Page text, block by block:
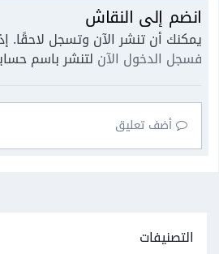
انضم إلى النقاش
يمكنك أن تنشر الآن وتسجل لاحقًا.
فسجل الدخول الآن لتنشر باسم
أضف تعليق
التصنيفات